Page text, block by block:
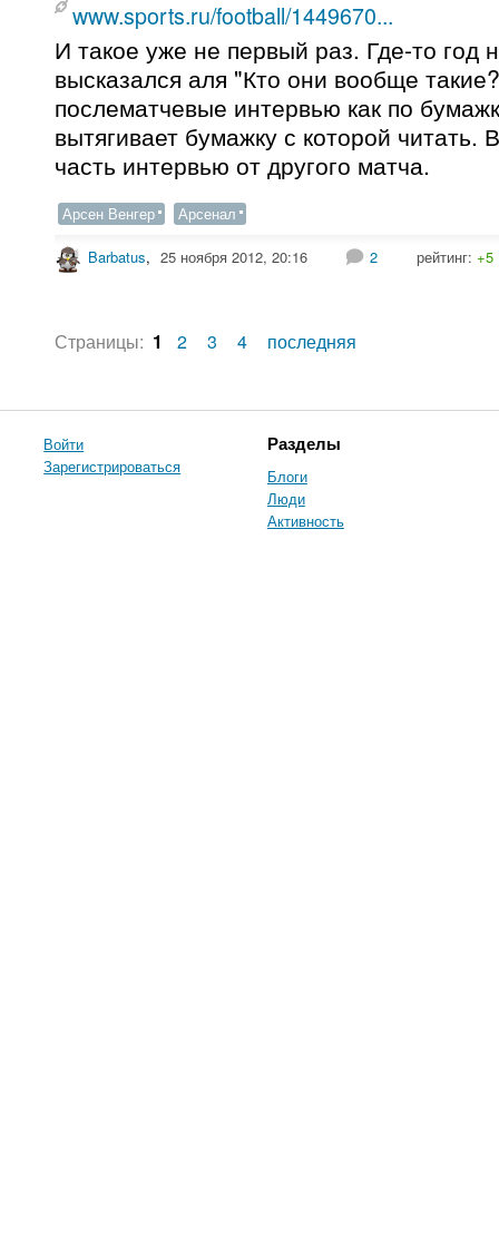
www.sports.ru/football/1449670...
И такое уже не первый раз. Где-то год
высказался аля "Кто они вообще
послематчевые интервью как по
вытягивает бумажку с которой читать.
часть интервью от другого матча.
Арсен Венгер Арсенал
Barbatus, 25 ноября 2012, 20:16 2 рейтинг: +5
Страницы: 1 2 3 4 последняя
Войти
Зарегистрироваться
Разделы
Блоги
Люди
Активность